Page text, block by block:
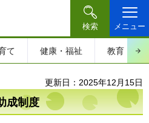
検索 メニュー
て 健康・福祉 教育・文
更新日：2025年12月15日
成制度